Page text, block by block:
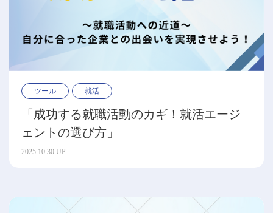
ツール 就活
「成功する就職活動のカギ！就活エージ
ェントの選び方」
2025.10.30 UP